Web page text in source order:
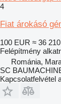
4
Fiat árokásó
100 EUR ≈ 36
Felépítmény
Románia,
SC
Kapcsolatfelvétel